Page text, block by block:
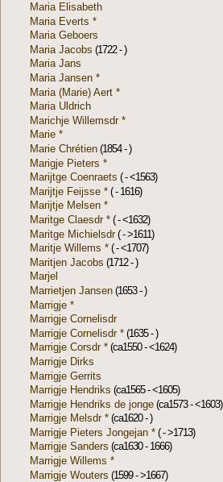
Maria Elisabeth
Maria Everts *
Maria Geboers
Maria Jacobs (1722 - )
Maria Jans
Maria Jansen *
Maria (Marie) Aert *
Maria Uldrich
Marichje Willemsdr *
Marie *
Marie Chrétien (1854 - )
Marigje Pieters *
Marijtge Coenraets ( - <1563)
Marijtje Feijsse * ( - 1616)
Marijtje Melsen *
Maritge Claesdr * ( - <1632)
Maritge Michielsdr( - >1611)
Maritje Willems * ( - <1707)
Maritjen Jacobs (1712 - )
Marjel
Marrietjen Jansen (1653 - )
Marrigje *
Marrigje Cornelisdr
Marrigje Cornelisdr * (1635 - )
Marrigje Corsdr * (ca1550 - <1624)
Marrigje Dirks
Marrigje Gerrits
Marrigje Hendriks (ca1565 - <1605)
Marrigje Hendriks de jonge (ca1573 - <1603)
Marrigje Melsdr * (ca1620 - )
Marrigje Pieters Jongejan * ( - >1713)
Marrigje Sanders (ca1630 - 1666)
Marrigje Willems *
Marrigje Wouters (1599 - >1667)